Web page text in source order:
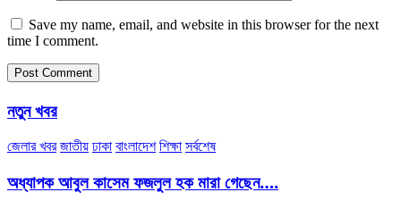
Save my name, email, and website in this browser for the next
time I comment.
নতুন খবর
জেলার খবর জাতীয় ঢাকা বাংলাদেশ শিক্ষা সর্বশেষ
অধ্যাপক আবুল কাসেম ফজলুল হক মারা গেছেন….